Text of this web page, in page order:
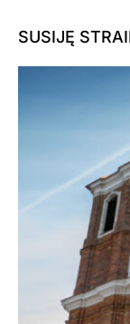
SUSIJĘ